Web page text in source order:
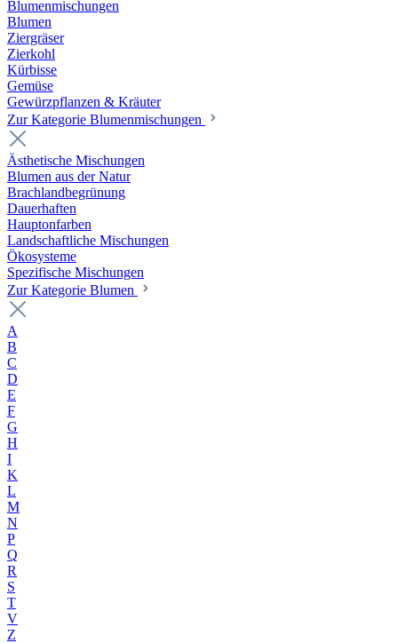
Blumenmischungen
Blumen
Ziergräser
Zierkohl
Kürbisse
Gemüse
Gewürzpflanzen & Kräuter
Zur Kategorie Blumenmischungen
Ästhetische Mischungen
Blumen aus der Natur
Brachlandbegrünung
Dauerhaften
Hauptonfarben
Landschaftliche Mischungen
Ökosysteme
Spezifische Mischungen
Zur Kategorie Blumen
A
B
C
D
E
F
G
H
I
K
L
M
N
P
Q
R
S
T
V
Z